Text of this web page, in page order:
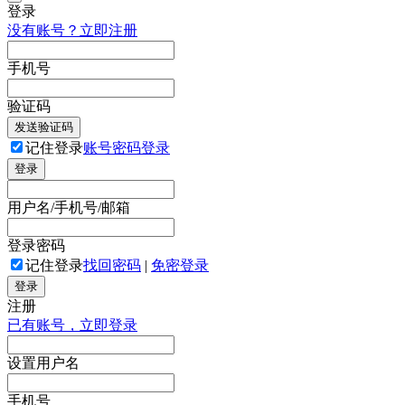
登录
没有账号？立即注册
手机号
验证码
发送验证码
记住登录账号密码登录
登录
用户名/手机号/邮箱
登录密码
记住登录找回密码 | 免密登录
登录
注册
已有账号，立即登录
设置用户名
手机号